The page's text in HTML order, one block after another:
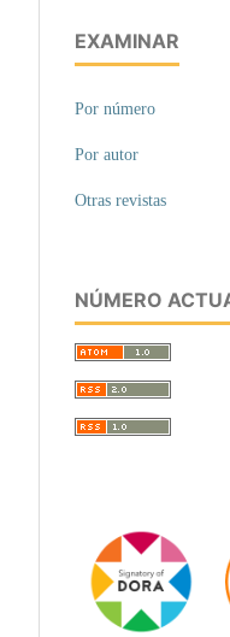
EXAMINAR
Por número
Por autor
Otras revistas
NÚMERO